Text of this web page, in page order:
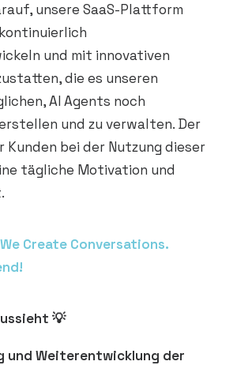
unsere SaaS-Plattform
und mit innovativen
die es unseren
AI Agents noch
und zu verwalten. Der
Kunden bei der Nutzung dieser
tägliche Motivation und
Create Conversations.
💡
und Weiterentwicklung der